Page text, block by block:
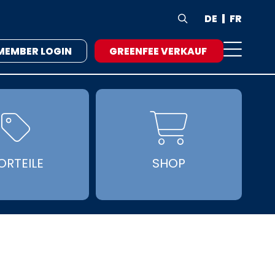
 DE FR
LOGIN GREENFEE VERKAUF
 
SHOP